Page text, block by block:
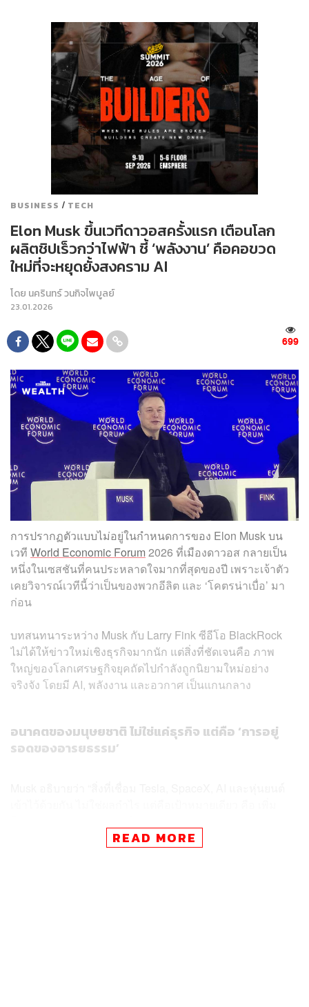
BUSINESS / TECH
Elon Musk ขึ้นเวทีดาวอสครั้งแรก เตือนโลก
ผลิตชิปเร็วกว่าไฟฟ้า ชี้ ‘พลังงาน’ คือคอขวด
ใหม่ที่จะหยุดยั้งสงคราม AI
โดย นครินทร์ วนกิจไพบูลย์
23.01.2026
699
การปรากฏตัวแบบไม่อยู่ในกำหนดการของ Elon Musk บน
เวที World Economic Forum 2026 ที่เมืองดาวอส กลายเป็น
หนึ่งในเซสชันที่คนประหลาดใจมากที่สุดของปี เพราะเจ้าตัว
เคยวิจารณ์เวทีนี้ว่าเป็นของพวกอีลิต และ ‘โคตรน่าเบื่อ’ มา
ก่อน
บทสนทนาระหว่าง Musk กับ Larry Fink ซีอีโอ BlackRock
ไม่ได้ให้ข่าวใหม่เชิงธุรกิจมากนัก แต่สิ่งที่ชัดเจนคือ ภาพ
ใหญ่ของโลกเศรษฐกิจยุคถัดไปกำลังถูกนิยามใหม่อย่าง
จริงจัง โดยมี AI, พลังงาน และอวกาศ เป็นแกนกลาง
อนาคตของมนุษยชาติ ไม่ใช่แค่ธุรกิจ แต่คือ ‘การอยู่
รอดของอารยธรรม’
READ MORE